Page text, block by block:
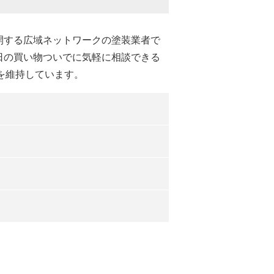
る広域ネットワークの塗装業者で
買い物ついでに気軽に相談できる
持しています。